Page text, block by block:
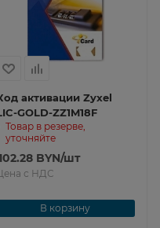
активации Zyxel
GOLD-ZZ1M18F
Товар в резерве,
уточняйте
BYN/шт
с НДС
В корзину